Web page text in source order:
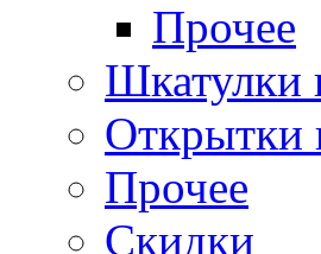
Прочее
Шкатулки
Открытки
Прочее
Скидки